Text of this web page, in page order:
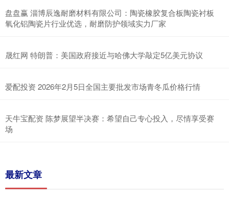
盘盘赢 淄博辰逸耐磨材料有限公司：陶瓷橡胶复合板陶瓷衬板
氧化铝陶瓷片行业优选，耐磨防护领域实力厂家
晟红网 特朗普：美国政府接近与哈佛大学敲定5亿美元协议
爱配投资 2026年2月5日全国主要批发市场青冬瓜价格行情
天牛宝配资 陈梦展望半决赛：希望自己专心投入，尽情享受赛
场
最新文章